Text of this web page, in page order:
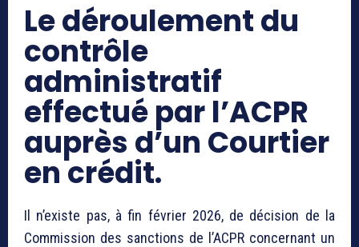
Le déroulement du
contrôle
administratif
effectué par l’ACPR
auprès d’un Courtier
en crédit.
Il n’existe pas, à fin février 2026, de décision de la
Commission des sanctions de l’ACPR concernant un